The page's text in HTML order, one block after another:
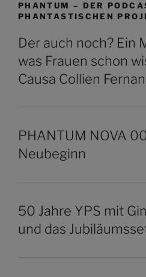
PHANTUM – DER
PHANTASTISCHEN
Der auch noch? Ein
was Frauen schon
Causa Collien
PHANTUM NOVA
Neubeginn
50 Jahre YPS mit
und das